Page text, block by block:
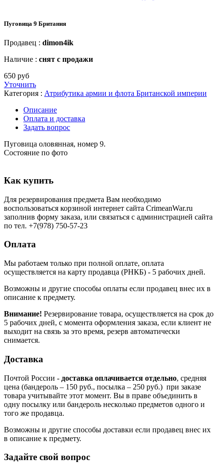
Пуговица 9 Британия
Продавец : dimon4ik
Наличие : снят с продажи
650 руб
Уточнить
Категория : Атрибутика армии и флота Британской империи
Описание
Оплата и доставка
Задать вопрос
Пуговица оловянная, номер 9.
Состояние по фото
Как купить
Для резервирования предмета Вам необходимо
воспользоваться корзиной интернет сайта CrimeanWar.ru
заполнив форму заказа, или связаться с администрацией сайта
по тел. +7(978) 750-57-23
Оплата
Мы работаем только при полной оплате, оплата
осуществляется на карту продавца (РНКБ) - 5 рабочих дней.
Возможны и другие способы оплаты если продавец внес их в
описание к предмету.
Внимание! Резервирование товара, осуществляется на срок до
5 рабочих дней, с момента оформления заказа, если клиент не
выходит на связь за это время, резерв автоматически
снимается.
Доставка
Почтой России - доставка оплачивается отдельно, средняя
цена (бандероль – 150 руб., посылка – 250 руб.) при заказе
товара учитывайте этот момент. Вы в праве объединить в
одну посылку или бандероль несколько предметов одного и
того же продавца.
Возможны и другие способы доставки если продавец внес их
в описание к предмету.
Задайте свой вопрос